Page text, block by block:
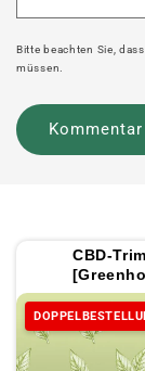
Bitte beachten Sie,
müssen.
CBD-